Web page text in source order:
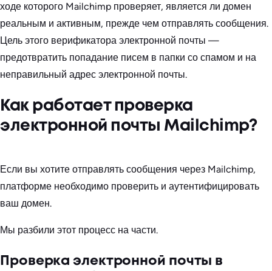
ходе которого Mailchimp проверяет, является ли домен
реальным и активным, прежде чем отправлять сообщения.
Цель этого верификатора электронной почты —
предотвратить попадание писем в папки со спамом и на
неправильный адрес электронной почты.
Как работает проверка
электронной почты Mailchimp?
Если вы хотите отправлять сообщения через Mailchimp,
платформе необходимо проверить и аутентифицировать
ваш домен.
Мы разбили этот процесс на части.
Проверка электронной почты в